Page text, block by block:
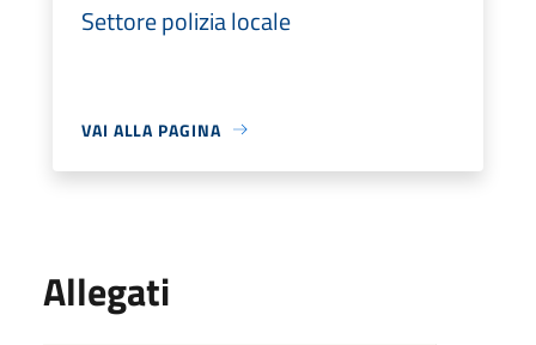
Settore polizia locale
VAI ALLA PAGINA
Allegati